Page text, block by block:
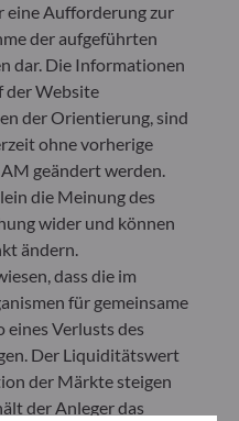
adressiert
es ESG-Kriterien
oder Governance)
einbezieht.
verfolgt ein
das wesentlich zu
die vom
der
werden.
eine Aufforderung zur
der aufgeführten
dar. Die Informationen
der Website
der Orientierung, sind
ohne vorherige
geändert werden.
die Meinung des
wider und können
ändern.
dass die im
für gemeinsame
eines Verlusts des
Der Liquiditätswert
der Märkte steigen
der Anleger das